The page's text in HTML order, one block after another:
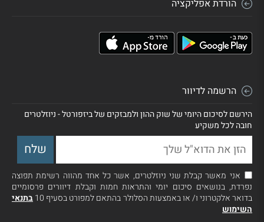
הורדת אפליקציה
הרשמה לדיוור
הירשם לסיכום היומי של שוק ההון ולמבזקים של ביזפורטל - ניוזלטרים
חובה לכל משקיע
אני מאשר קבלת שני ניוזלטרים, אשר כל אחד מהווה רשימת תפוצה
נפרדת, בנושאים סיכום יומי והתראות חמות וקבלת דיוורים פרסומיים
בדואר אלקטרוני ו/ או באמצעות הסלולר בהתאם למפורט בסעיף 10
בתנאי
השימוש